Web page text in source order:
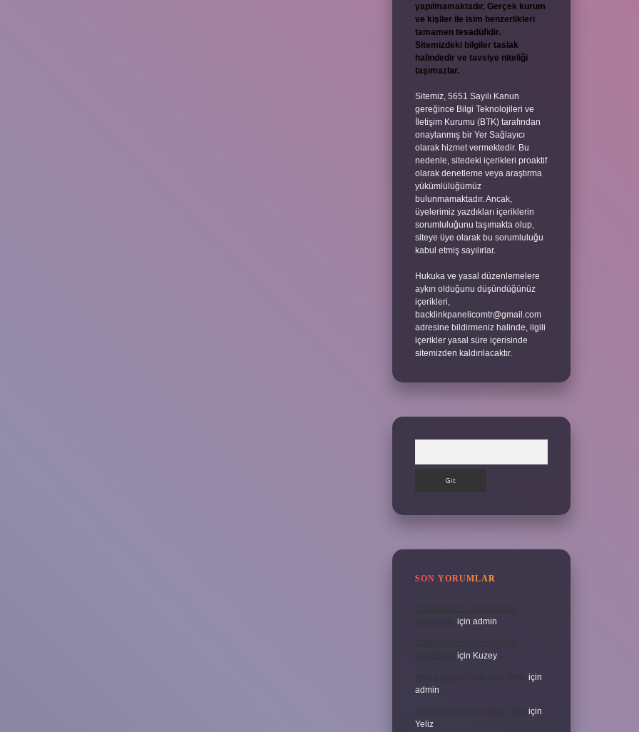
yapılmamaktadır. Gerçek kurum
ve kişiler ile isim benzerlikleri
tamamen tesadüfidir.
Sitemizdeki bilgiler taslak
halindedir ve tavsiye niteliği
taşımazlar.
Sitemiz, 5651 Sayılı Kanun
gereğince Bilgi Teknolojileri ve
İletişim Kurumu (BTK) tarafından
onaylanmış bir Yer Sağlayıcı
olarak hizmet vermektedir. Bu
nedenle, sitedeki içerikleri proaktif
olarak denetleme veya araştırma
yükümlülüğümüz
bulunmamaktadır. Ancak,
üyelerimiz yazdıkları içeriklerin
sorumluluğunu taşımakta olup,
siteye üye olarak bu sorumluluğu
kabul etmiş sayılırlar.
Hukuka ve yasal düzenlemelere
aykırı olduğunu düşündüğünüz
içerikleri,
backlinkpanelicomtr@gmail.com
adresine bildirmeniz halinde, ilgili
içerikler yasal süre içerisinde
sitemizden kaldırılacaktır.
SON YORUMLAR
Çatalcanın En Güzel Köyü
Hangisidir için admin
Çatalcanın En Güzel Köyü
Hangisidir için Kuzey
Akrep Burcu Nasıl Özür Diler için
admin
Akrep Burcu Nasıl Özür Diler için
Yeliz